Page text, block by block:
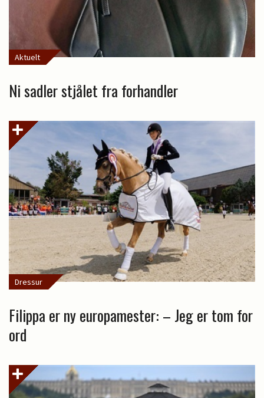
Aktuelt
Ni sadler stjålet fra forhandler
Dressur
Filippa er ny europamester: – Jeg er tom for
ord